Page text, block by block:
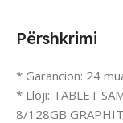
Përshkrimi
* Garancion: 24
* Lloji: TABLET
8/128GB